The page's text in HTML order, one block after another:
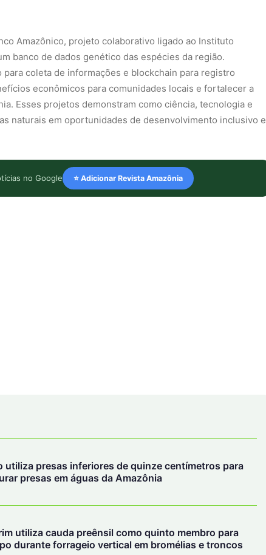
Amazônico, projeto colaborativo ligado ao Instituto
banco de dados genético das espécies da região.
coleta de informações e blockchain para registro
econômicos para comunidades locais e fortalecer a
Esses projetos demonstram como ciência, tecnologia e
naturais em oportunidades de desenvolvimento inclusivo e
no Google ⭐ Adicionar Revista Amazônia
utiliza presas inferiores de quinze centímetros para
presas em águas da Amazônia
utiliza cauda preênsil como quinto membro para
durante forrageio vertical em bromélias e troncos